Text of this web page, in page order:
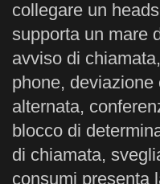
collegare un
supporta un mare
avviso di
phone,
alternata,
blocco di
di chiamata,
consumi presenta